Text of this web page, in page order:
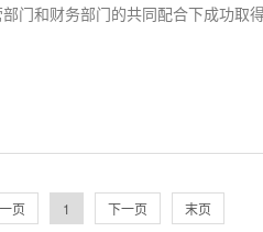
和财务部门的共同配合下成功取得
页 1 下一页 末页